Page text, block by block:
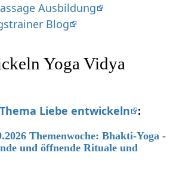
Ausbildung
Blog
Yoga Vidya
Liebe entwickeln :
Themenwoche: Bhakti-Yoga -
und öffnende Rituale und